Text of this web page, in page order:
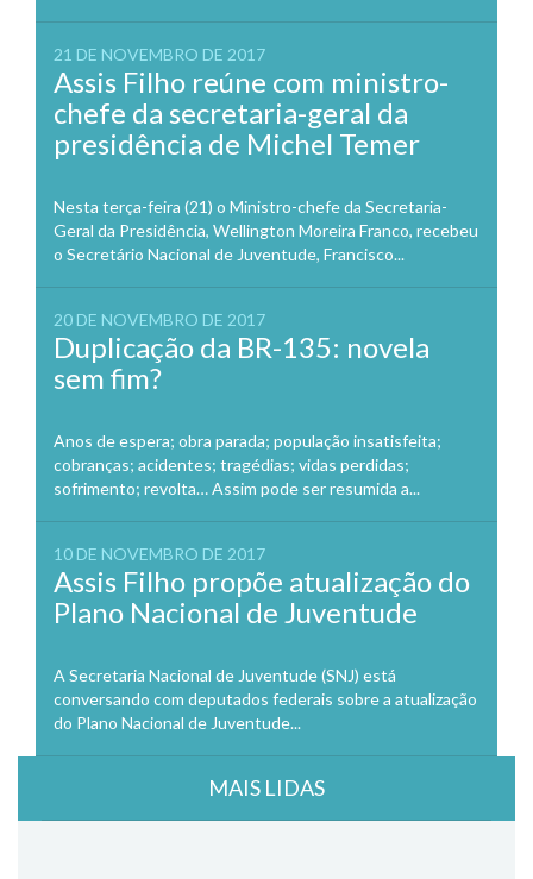
21 DE NOVEMBRO DE 2017
Assis Filho reúne com ministro-
chefe da secretaria-geral da
presidência de Michel Temer
Nesta terça-feira (21) o Ministro-chefe da Secretaria-
Geral da Presidência, Wellington Moreira Franco, recebeu
o Secretário Nacional de Juventude, Francisco...
20 DE NOVEMBRO DE 2017
Duplicação da BR-135: novela
sem fim?
Anos de espera; obra parada; população insatisfeita;
cobranças; acidentes; tragédias; vidas perdidas;
sofrimento; revolta… Assim pode ser resumida a...
10 DE NOVEMBRO DE 2017
Assis Filho propõe atualização do
Plano Nacional de Juventude
A Secretaria Nacional de Juventude (SNJ) está
conversando com deputados federais sobre a atualização
do Plano Nacional de Juventude...
MAIS LIDAS